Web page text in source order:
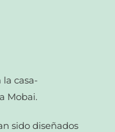
la casa-
Mobai.
sido diseñados